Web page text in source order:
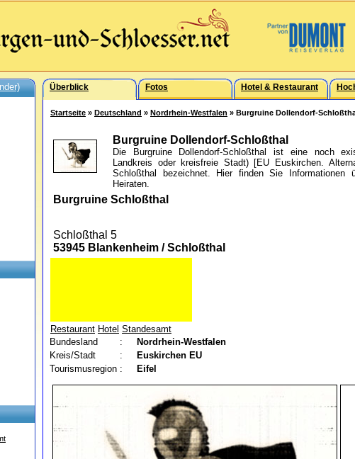
Überblick Fotos Hotel & Restaurant
Startseite » Deutschland » Nordrhein-Westfalen » Burgruine Dollendorf-
Burgruine Dollendorf-Schloßthal
Die Burgruine Dollendorf-Schloßthal ist eine noch
Landkreis oder kreisfreie Stadt) [EU Euskirchen.
Schloßthal bezeichnet. Hier finden Sie Informationen
Heiraten.
Burgruine Schloßthal
Schloßthal 5
53945 Blankenheim / Schloßthal
Restaurant Hotel Standesamt
Bundesland
:
Nordrhein-Westfalen
Kreis/Stadt
: Euskirchen EU
Tourismusregion : Eifel